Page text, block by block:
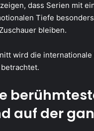
dass Serien mit
Tiefe
bleiben.
wird die internationale
auf der